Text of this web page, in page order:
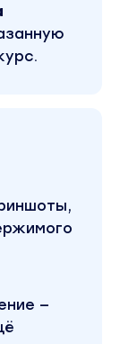
дыхания.
телу
его от
виду
в теле
и
—